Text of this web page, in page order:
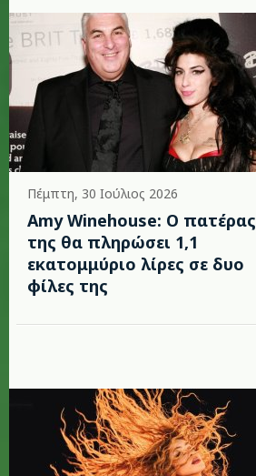
Πέμπτη, 30 Ιούλιος 2026
Amy Winehouse: Ο πατέρας
της θα πληρώσει 1,1
εκατομμύριο λίρες σε δυο
φίλες της